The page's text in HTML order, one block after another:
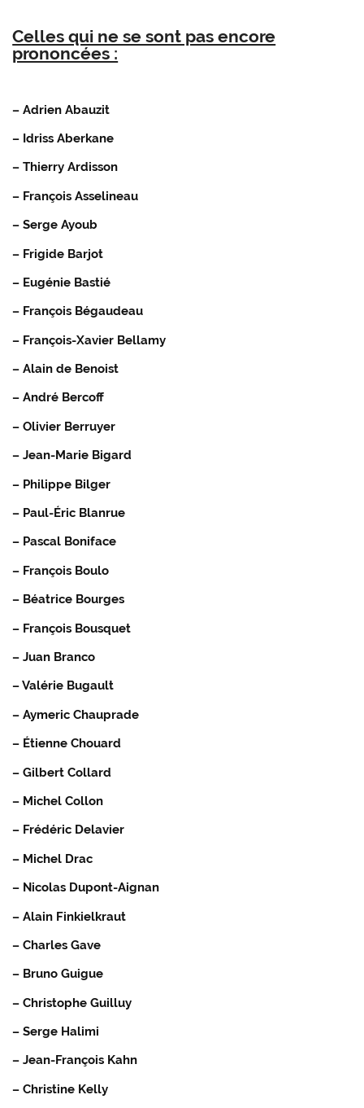
Celles qui ne se sont pas encore
prononcées :
– Adrien Abauzit
– Idriss Aberkane
– Thierry Ardisson
– François Asselineau
– Serge Ayoub
– Frigide Barjot
– Eugénie Bastié
– François Bégaudeau
– François-Xavier Bellamy
– Alain de Benoist
– André Bercoff
– Olivier Berruyer
– Jean-Marie Bigard
– Philippe Bilger
– Paul-Éric Blanrue
– Pascal Boniface
– François Boulo
– Béatrice Bourges
– François Bousquet
– Juan Branco
– Valérie Bugault
– Aymeric Chauprade
– Étienne Chouard
– Gilbert Collard
– Michel Collon
– Frédéric Delavier
– Michel Drac
– Nicolas Dupont-Aignan
– Alain Finkielkraut
– Charles Gave
– Bruno Guigue
– Christophe Guilluy
– Serge Halimi
– Jean-François Kahn
– Christine Kelly